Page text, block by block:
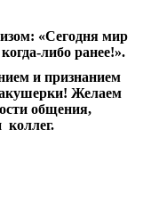
«Сегодня мир
либо ранее!».
и признанием
Желаем
общения,